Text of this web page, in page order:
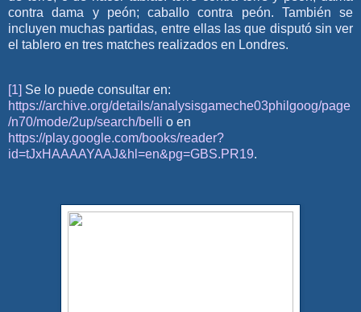
contra dama y peón; caballo contra peón. También se
incluyen muchas partidas, entre ellas las que disputó sin ver
el tablero en tres matches realizados en Londres.
[1] Se lo puede consultar en:
https://archive.org/details/analysisgameche03philgoog/page
/n70/mode/2up/search/belli o en
https://play.google.com/books/reader?
id=tJxHAAAAYAAJ&hl=en&pg=GBS.PR19.